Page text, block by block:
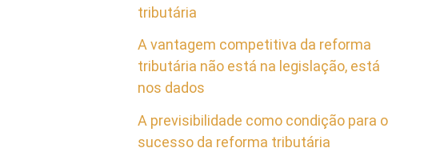
tributária
A vantagem competitiva da reforma
tributária não está na legislação, está
nos dados
A previsibilidade como condição para o
sucesso da reforma tributária